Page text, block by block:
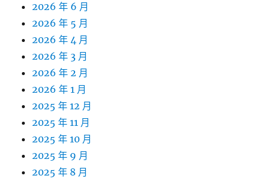
2026 年 6 月
2026 年 5 月
2026 年 4 月
2026 年 3 月
2026 年 2 月
2026 年 1 月
2025 年 12 月
2025 年 11 月
2025 年 10 月
2025 年 9 月
2025 年 8 月